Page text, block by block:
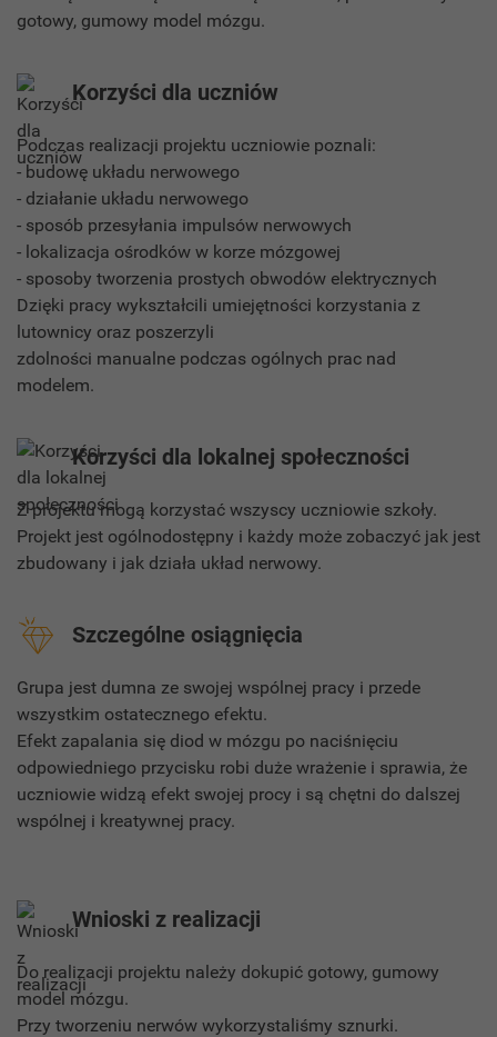
gotowy, gumowy model mózgu.
Korzyści dla uczniów
Podczas realizacji projektu uczniowie poznali:
- budowę układu nerwowego
- działanie układu nerwowego
- sposób przesyłania impulsów nerwowych
- lokalizacja ośrodków w korze mózgowej
- sposoby tworzenia prostych obwodów elektrycznych
Dzięki pracy wykształcili umiejętności korzystania z
lutownicy oraz poszerzyli
zdolności manualne podczas ogólnych prac nad
modelem.
Korzyści dla lokalnej społeczności
Z projektu mogą korzystać wszyscy uczniowie szkoły.
Projekt jest ogólnodostępny i każdy może zobaczyć jak jest
zbudowany i jak działa układ nerwowy.
Szczególne osiągnięcia
Grupa jest dumna ze swojej wspólnej pracy i przede
wszystkim ostatecznego efektu.
Efekt zapalania się diod w mózgu po naciśnięciu
odpowiedniego przycisku robi duże wrażenie i sprawia, że
uczniowie widzą efekt swojej procy i są chętni do dalszej
wspólnej i kreatywnej pracy.
Wnioski z realizacji
Do realizacji projektu należy dokupić gotowy, gumowy
model mózgu.
Przy tworzeniu nerwów wykorzystaliśmy sznurki.